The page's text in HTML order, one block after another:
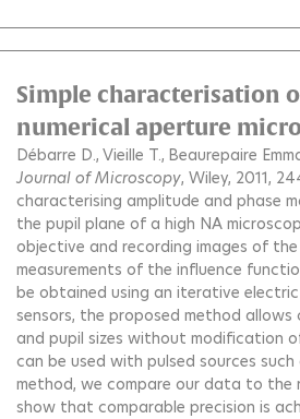
Simple characterisation
numerical aperture
Débarre D. Vieille T. Beaurepaire
Journal of Microscopy, Wiley, 2011,
characterising amplitude and phase
the pupil plane of a high NA
objective and recording images of
measurements of the influence
be obtained using an iterative
sensors, the proposed method
and pupil sizes without modification
can be used with pulsed sources
method, we compare our data to the
show that comparable precision is